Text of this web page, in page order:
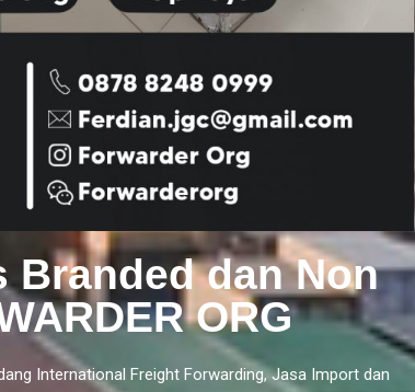
Branded dan Non
ORG
International Freight Forwarding,Jasa Import dan